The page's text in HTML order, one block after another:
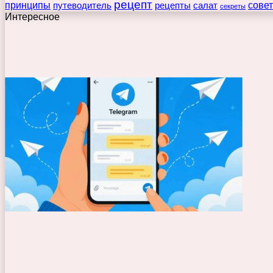
принципы путеводитель рецепт рецепты салат секреты
Интересное